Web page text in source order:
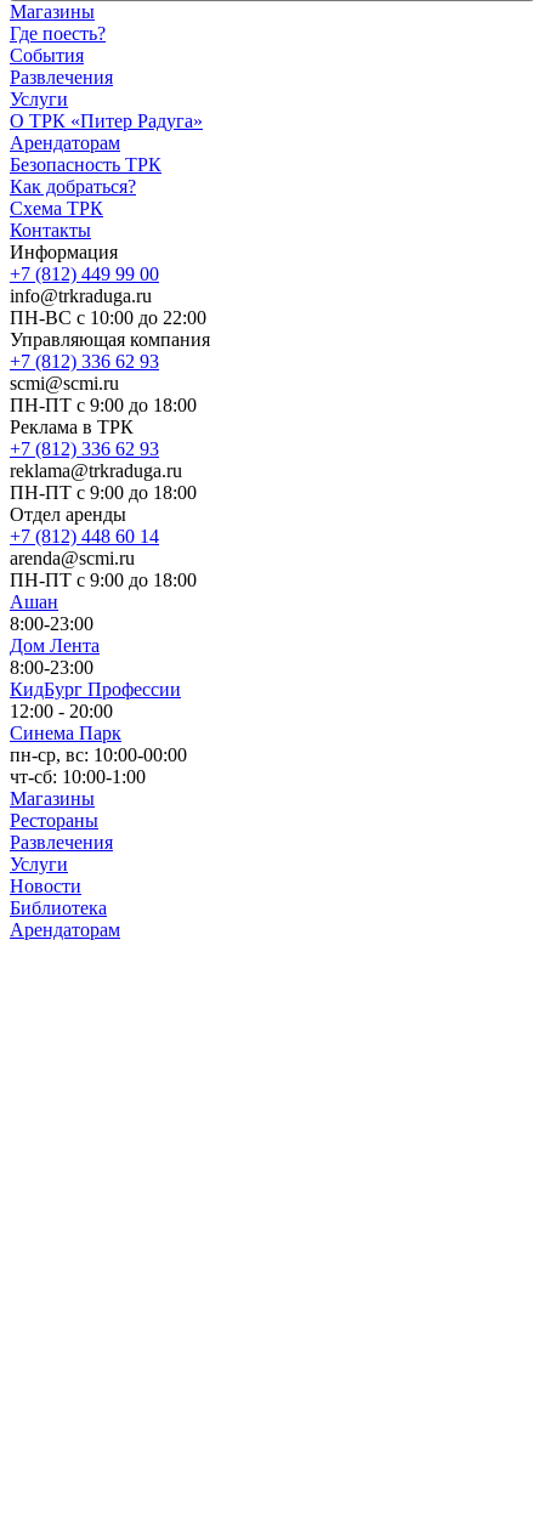
Магазины
Где поесть?
События
Развлечения
Услуги
О ТРК «Питер Радуга»
Арендаторам
Безопасность ТРК
Как добраться?
Схема ТРК
Контакты
Информация
+7 (812) 449 99 00
info@trkraduga.ru
ПН-ВС с 10:00 до 22:00
Управляющая компания
+7 (812) 336 62 93
scmi@scmi.ru
ПН-ПТ с 9:00 до 18:00
Реклама в ТРК
+7 (812) 336 62 93
reklama@trkraduga.ru
ПН-ПТ с 9:00 до 18:00
Отдел аренды
+7 (812) 448 60 14
arenda@scmi.ru
ПН-ПТ с 9:00 до 18:00
Ашан
8:00-23:00
Дом Лента
8:00-23:00
КидБург Профессии
12:00 - 20:00
Синема Парк
пн-ср, вс: 10:00-00:00
чт-сб: 10:00-1:00
Магазины
Рестораны
Развлечения
Услуги
Новости
Библиотека
Арендаторам